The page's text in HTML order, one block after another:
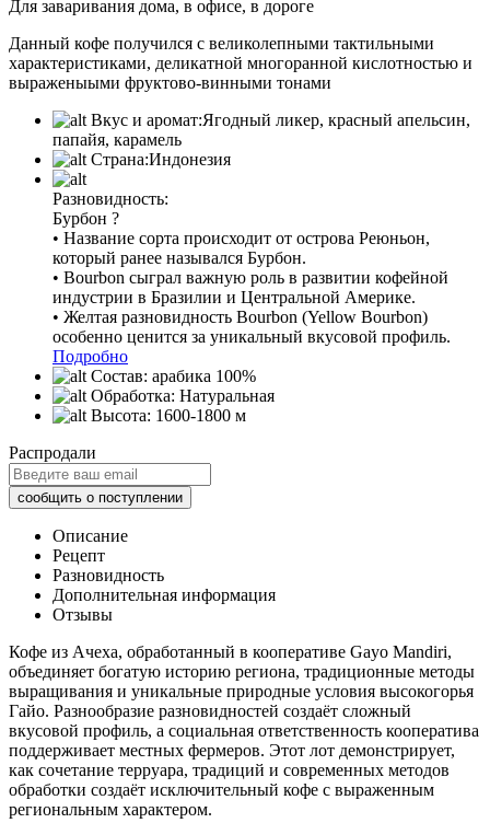
Для заваривания дома, в офисе, в дороге
Данный кофе получился с великолепными тактильными
характеристиками, деликатной многоранной кислотностью и
выраженыыми фруктово-винными тонами
Вкус и аромат:Ягодный ликер, красный апельсин,
папайя, карамель
Страна:Индонезия
Разновидность:
Бурбон ?
• Название сорта происходит от острова Реюньон,
который ранее назывался Бурбон.
• Bourbon сыграл важную роль в развитии кофейной
индустрии в Бразилии и Центральной Америке.
• Желтая разновидность Bourbon (Yellow Bourbon)
особенно ценится за уникальный вкусовой профиль.
Подробно
Состав: арабика 100%
Обработка: Натуральная
Высота: 1600-1800 м
Распродали
Описание
Рецепт
Разновидность
Дополнительная информация
Отзывы
Кофе из Ачеха, обработанный в кооперативе Gayo Mandiri,
объединяет богатую историю региона, традиционные методы
выращивания и уникальные природные условия высокогорья
Гайо. Разнообразие разновидностей создаёт сложный
вкусовой профиль, а социальная ответственность кооператива
поддерживает местных фермеров. Этот лот демонстрирует,
как сочетание терруара, традиций и современных методов
обработки создаёт исключительный кофе с выраженным
региональным характером.